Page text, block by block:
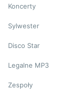
Koncerty
Sylwester
Disco Star
Legalne MP3
Zespoły